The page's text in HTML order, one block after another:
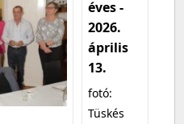
éves -
2026.
április
13.
fotó:
Tüskés